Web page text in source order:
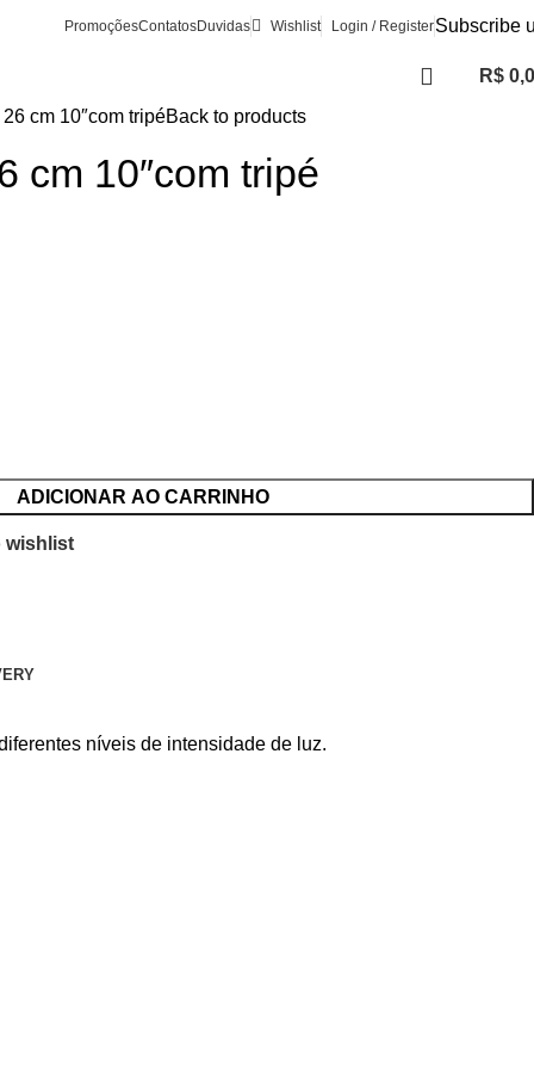
PromoçõesContatosDuvidas Wishlist Login / RegisterSubscribe
R$
cm 10″com tripéBack to products
cm 10″com tripé
ADICIONAR AO CARRINHO
wishlist
níveis de intensidade de luz.